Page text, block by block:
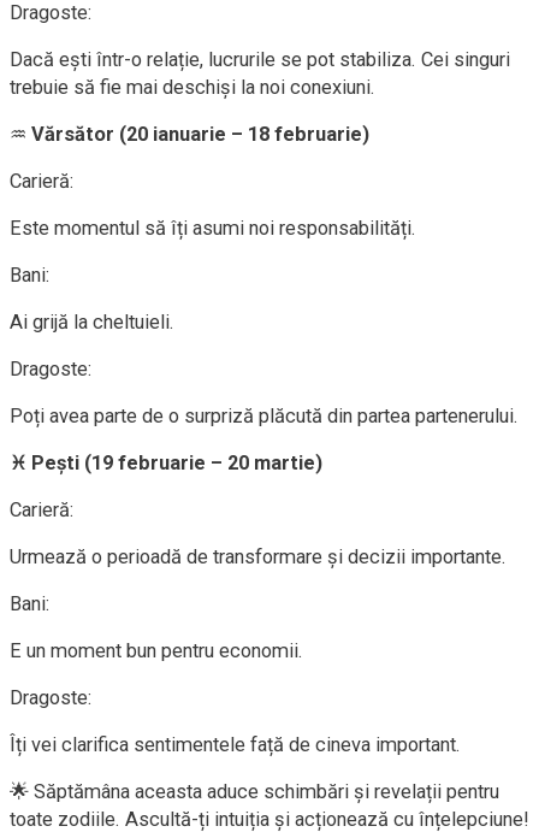
Dragoste:
Dacă ești într-o relație, lucrurile se pot stabiliza. Cei singuri
trebuie să fie mai deschiși la noi conexiuni.
♒ Vărsător (20 ianuarie – 18 februarie)
Carieră:
Este momentul să îți asumi noi responsabilități.
Bani:
Ai grijă la cheltuieli.
Dragoste:
Poți avea parte de o surpriză plăcută din partea partenerului.
♓ Pești (19 februarie – 20 martie)
Carieră:
Urmează o perioadă de transformare și decizii importante.
Bani:
E un moment bun pentru economii.
Dragoste:
Îți vei clarifica sentimentele față de cineva important.
🌟 Săptămâna aceasta aduce schimbări și revelații pentru
toate zodiile. Ascultă-ți intuiția și acționează cu înțelepciune!